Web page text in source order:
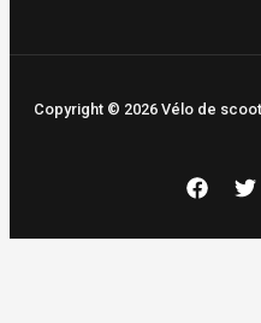
Copyright © 2026 Vélo de